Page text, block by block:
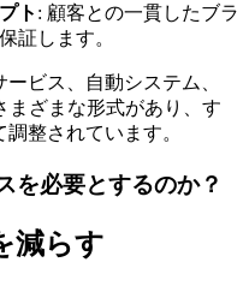
ト : 顧客との一貫したブラ
証します。
ビス、自動システム、
まざまな形式があり、す
整されています。
を必要とするのか？
減らす